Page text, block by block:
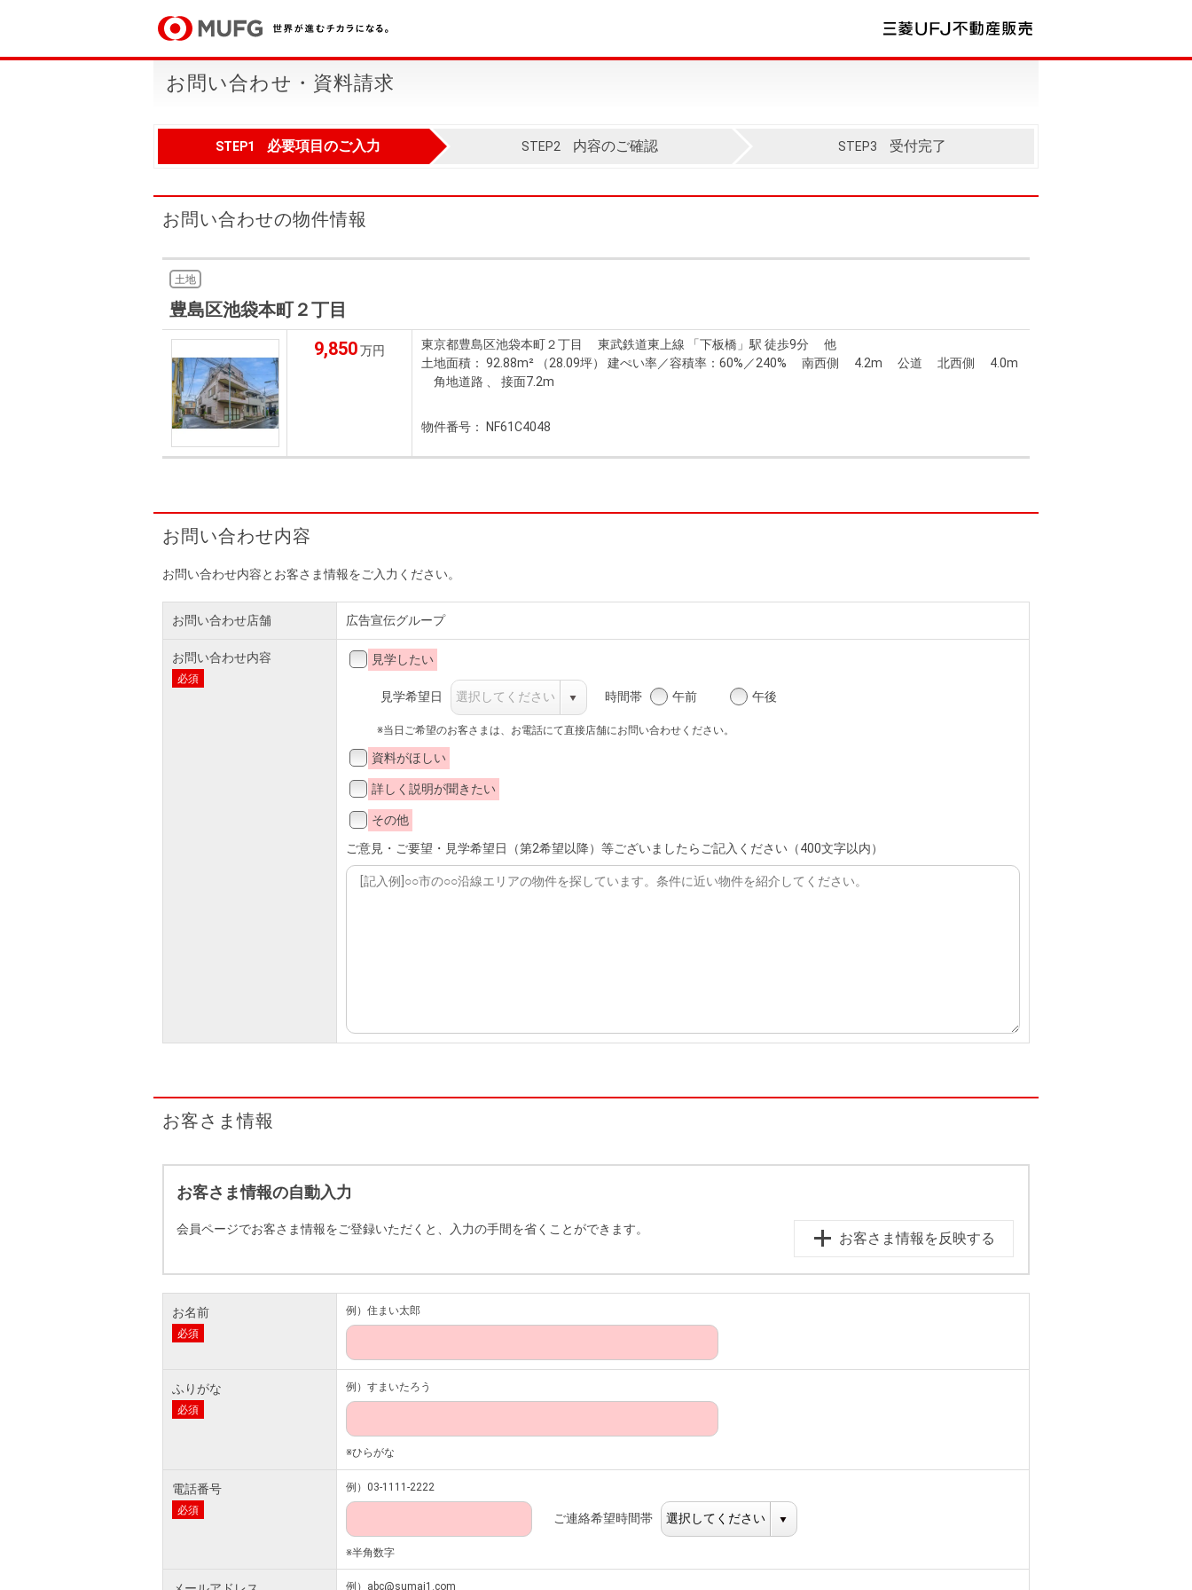
お問い合わせ・資料請求
STEP1 必要項目のご入力 STEP2 内容のご確認 STEP3 受付完了
お問い合わせの物件情報
土地
豊島区池袋本町２丁目
9,850万円
東京都豊島区池袋本町２丁目 東武鉄道東上線 「下板橋」駅 徒歩9分 他
土地面積： 92.88m² （28.09坪） 建ぺい率／容積率：60%／240% 南西側 4.2m 公道 北西側 4.0m
角地道路 、 接面7.2m
物件番号： NF61C4048
お問い合わせ内容
お問い合わせ内容とお客さま情報をご入力ください。
お問い合わせ店舗 広告宣伝グループ
お問い合わせ内容
必須
見学したい
見学希望日 時間帯 午前 午後
※当日ご希望のお客さまは、お電話にて直接店舗にお問い合わせください。
資料がほしい
詳しく説明が聞きたい
その他
ご意見・ご要望・見学希望日（第2希望以降）等ございましたらご記入ください（400文字以内）
お客さま情報
お客さま情報の自動入力
会員ページでお客さま情報をご登録いただくと、入力の手間を省くことができます。
お客さま情報を反映する
お名前
必須
例）住まい太郎
ふりがな
必須
例）すまいたろう
※ひらがな
電話番号
必須
例）03-1111-2222
※半角数字
ご連絡希望時間帯
例）abc@sumai1.com